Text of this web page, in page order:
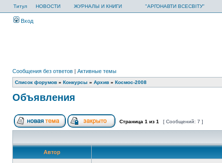
Титул НОВОСТИ ЖУРНАЛЫ И КНИГИ "АРГОНАВТИ ВСЕСВІТУ"
Вход
Сообщения без ответов | Активные темы
Список форумов » Конкурсы » Архив » Космос-2008
Объявления
Страница 1 из 1 [ Сообщений: 7 ]
Автор